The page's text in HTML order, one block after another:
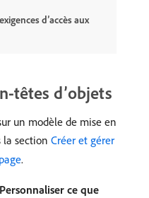
d’accès aux
têtes d’objets
un modèle de mise en
la section Créer et gérer
.
Personnaliser ce que